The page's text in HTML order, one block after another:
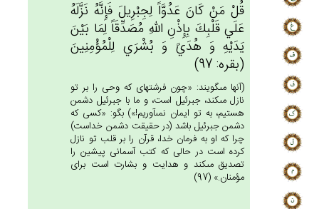
قُل‌ْ مَن‌ْ كَان‌َ عَدُوَّاً لِجِبْرِيل‌َ فَإِنَّه‌ُ نَزَّلَه‌ُ
عَلَي‌ قَلْبِك‌َ بِإِذْن‌ِ الله‌ِ مُصَدِّقَاً لِمَا بَيْن‌َ
يَدَيْه‌ِ وَ هُدَي‌ً وَ بُشْرَي‌ لِلْمُؤْمِنِين‌َ
(بقره: 97)
(آنها مى‏گويند: «چون فرشته‏اى كه وحى را بر تو
نازل مى‏كند، جبرئيل است، و ما با جبرئيل دشمن
هستيم، به تو ايمان نمى‏آوريم!») بگو: «كسى كه
دشمن جبرئيل باشد (در حقيقت دشمن خداست)
چرا كه او به فرمان خدا، قرآن را بر قلب تو نازل
كرده است در حالى كه كتب آسمانى پيشين را
تصديق مى‏كند و هدايت و بشارت است براى
مؤمنان.» (97)